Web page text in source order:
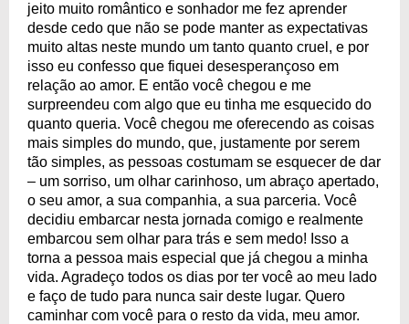
jeito muito romântico e sonhador me fez aprender
desde cedo que não se pode manter as expectativas
muito altas neste mundo um tanto quanto cruel, e por
isso eu confesso que fiquei desesperançoso em
relação ao amor. E então você chegou e me
surpreendeu com algo que eu tinha me esquecido do
quanto queria. Você chegou me oferecendo as coisas
mais simples do mundo, que, justamente por serem
tão simples, as pessoas costumam se esquecer de dar
– um sorriso, um olhar carinhoso, um abraço apertado,
o seu amor, a sua companhia, a sua parceria. Você
decidiu embarcar nesta jornada comigo e realmente
embarcou sem olhar para trás e sem medo! Isso a
torna a pessoa mais especial que já chegou a minha
vida. Agradeço todos os dias por ter você ao meu lado
e faço de tudo para nunca sair deste lugar. Quero
caminhar com você para o resto da vida, meu amor.